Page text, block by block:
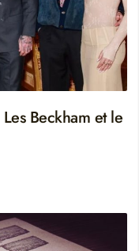
Beckham et le